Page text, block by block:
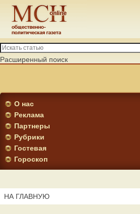
Расширенный поиск
О нас
Реклама
Партнеры
Рубрики
Гостевая
Гороскоп
НА ГЛАВНУЮ